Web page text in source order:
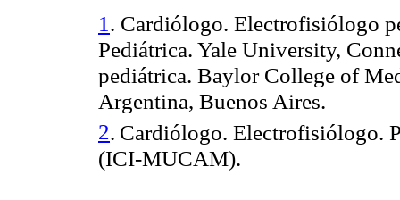
1 . Cardiólogo. Electrofisiólogo
Pediátrica. Yale University,
pediátrica. Baylor College of
Argentina, Buenos Aires.
2. Cardiólogo. Electrofisiólogo.
(ICI-MUCAM).